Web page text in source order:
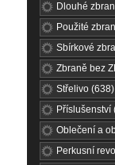
Dlouhé
Použité
Sbírkové
Zbraně bez
Střelivo (638)
Příslušenství
Oblečení a
Perkusní